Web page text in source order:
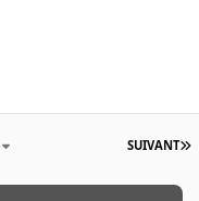
SUIVANT